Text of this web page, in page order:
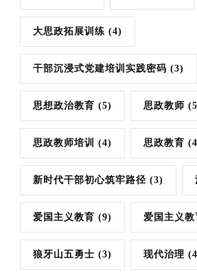
大思政拓展训练 (4)
干部沉浸式党建培训实践密码 (3)
思想政治教育 (5) 思政教师
思政教师培训 (4) 思政教育
新时代干部初心筑牢路径 (3)
爱国主义教育 (9) 爱国主义
狼牙山五勇士 (3) 现代治理